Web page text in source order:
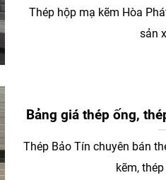
Thép hộp mạ kẽm Hòa
sản
Bảng giá thép ống,
Thép Bảo Tín chuyên bán
kẽm,